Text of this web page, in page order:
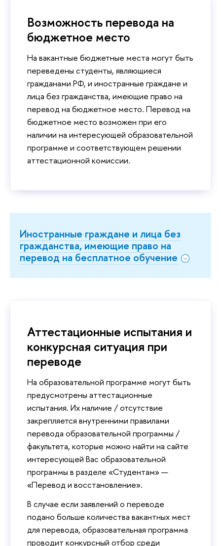
Возможность перевода на
бюджетное место
На вакантные бюджетные места могут быть
переведены студенты, являющиеся
гражданами РФ, и иностранные граждане и
лица без гражданства, имеющие право на
перевод на бюджетное место. Перевод на
бюджетное место возможен при его
наличии на интересующей образовательной
программе и соответствующем решении
аттестационной комиссии.
Иностранные граждане и лица без
гражданства, имеющие право на
перевод на бесплатное обучение
Аттестационные испытания и
конкурсная ситуация при
переводе
На образовательной программе могут быть
предусмотрены аттестационные
испытания. Их наличие / отсутствие
закрепляется внутренними правилами
перевода образовательной программы /
факультета, которые можно найти на сайте
интересующей Вас образовательной
программы в разделе «Студентам» —
«Перевод и восстановление».
В случае если заявлений о переводе
подано больше количества вакантных мест
для перевода, образовательная программа
проводит конкурсный отбор среди